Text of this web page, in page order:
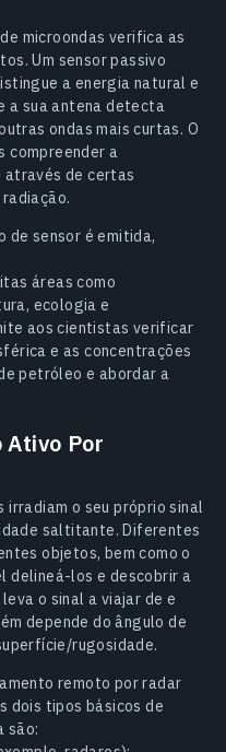
microondas verifica as
Um sensor passivo
a energia natural e
a sua antena detecta
ondas mais curtas. O
compreender a
através de certas
sensor é emitida,
áreas como
ecologia e
aos cientistas verificar
e as concentrações
petróleo e abordar a
Ativo Por
irradiam o seu próprio sinal
saltitante. Diferentes
objetos, bem como o
delineá-los e descobrir a
o sinal a viajar de e
depende do ângulo de
rugosidade.
remoto por radar
dois tipos básicos de
são: